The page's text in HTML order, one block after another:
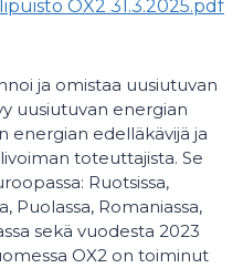
OX2 31.3.2025.pdf
ja omistaa uusiutuvan
uusiutuvan energian
energian edelläkävijä ja
toteuttajista. Se
Ruotsissa,
Puolassa, Romaniassa,
sekä vuodesta 2023
OX2 on toiminut